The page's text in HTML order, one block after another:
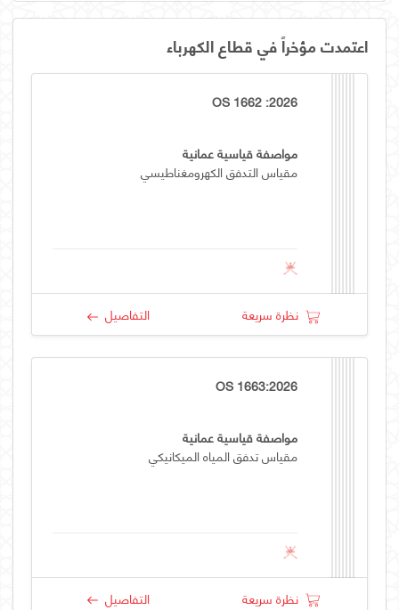
اعتمدت مؤخراً في قطاع الكهرباء
OS 1662 :2026
مواصفة قياسية عمانية
مقياس التدفق الكهرومغناطيسي
نظرة سريعة التفاصيل
OS 1663:2026
مواصفة قياسية عمانية
مقياس تدفق المياه الميكانيكي
نظرة سريعة التفاصيل